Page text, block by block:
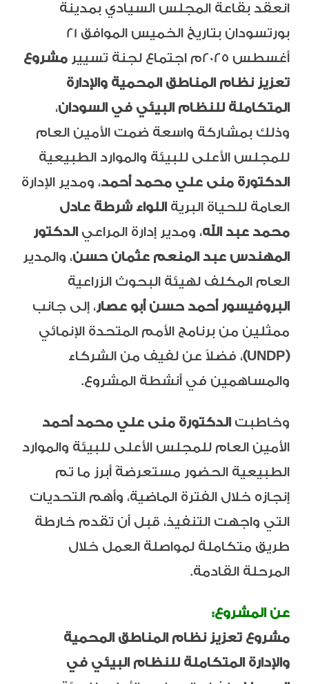
انعقد بقاعة المجلس السيادي بمدينة
بورتسودان بتاريخ الخميس الموافق 21
أغسطس 2025م اجتماع لجنة تسيير
مشروع
تعزيز نظام المناطق المحمية والإدارة
المتكاملة للنظام البيئي في السودان،
وذلك بمشاركة واسعة ضمت الأمين العام
للمجلس الأعلى للبيئة والموارد الطبيعية
الدكتورة منى علي محمد أحمد، ومدير الإدارة
العامة للحياة البرية اللواء شرطة عادل
محمد عبد الله، ومدير إدارة المراعي الدكتور
المهندس عبد المنعم عثمان حسن، والمدير
العام المكلف لهيئة البحوث الزراعية
البروفيسور أحمد حسن أبو عصار، إلى جانب
ممثلين من برنامج الأمم المتحدة الإنمائي
(UNDP)
، فضلاً عن لفيف من الشركاء
والمساهمين في أنشطة المشروع.
وخاطبت الدكتورة منى علي محمد أحمد
الأمين العام للمجلس الأعلى للبيئة والموارد
الطبيعية الحضور مستعرضةً أبرز ما تم
إنجازه خلال الفترة الماضية، وأهم التحديات
التي واجهت التنفيذ، قبل أن تقدم خارطة
طريق متكاملة لمواصلة العمل خلال
المرحلة القادمة.
عن المشروع:
مشروع تعزيز نظام المناطق المحمية
والإدارة المتكاملة للنظام البيئي في